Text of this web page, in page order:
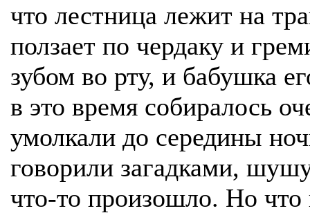
что лестница лежит на
ползает по чердаку и
зубом во рту, и бабушка
в это время собиралось
умолкали до середины
говорили загадками,
что-то произошло. Но